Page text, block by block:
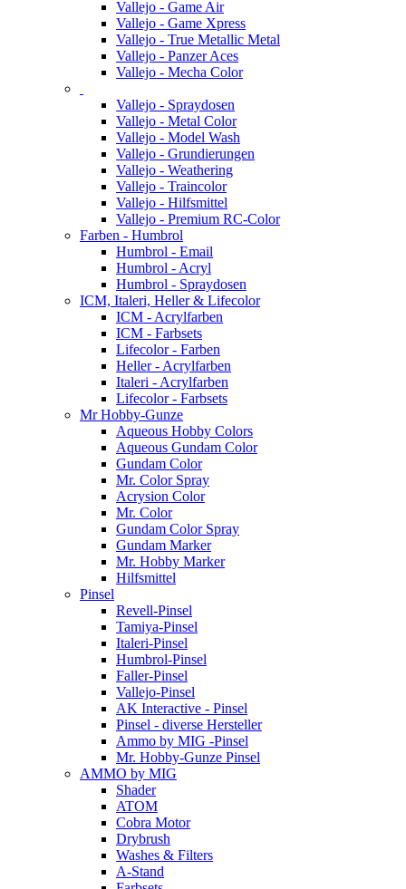
Vallejo - Game Air
Vallejo - Game Xpress
Vallejo - True Metallic Metal
Vallejo - Panzer Aces
Vallejo - Mecha Color
Vallejo - Spraydosen
Vallejo - Metal Color
Vallejo - Model Wash
Vallejo - Grundierungen
Vallejo - Weathering
Vallejo - Traincolor
Vallejo - Hilfsmittel
Vallejo - Premium RC-Color
Farben - Humbrol
Humbrol - Email
Humbrol - Acryl
Humbrol - Spraydosen
ICM, Italeri, Heller & Lifecolor
ICM - Acrylfarben
ICM - Farbsets
Lifecolor - Farben
Heller - Acrylfarben
Italeri - Acrylfarben
Lifecolor - Farbsets
Mr Hobby-Gunze
Aqueous Hobby Colors
Aqueous Gundam Color
Gundam Color
Mr. Color Spray
Acrysion Color
Mr. Color
Gundam Color Spray
Gundam Marker
Mr. Hobby Marker
Hilfsmittel
Pinsel
Revell-Pinsel
Tamiya-Pinsel
Italeri-Pinsel
Humbrol-Pinsel
Faller-Pinsel
Vallejo-Pinsel
AK Interactive - Pinsel
Pinsel - diverse Hersteller
Ammo by MIG -Pinsel
Mr. Hobby-Gunze Pinsel
AMMO by MIG
Shader
ATOM
Cobra Motor
Drybrush
Washes & Filters
A-Stand